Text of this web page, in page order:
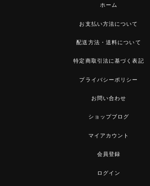
ホーム
お支払い方法について
配送方法・送料について
特定商取引法に基づく表記
プライバシーポリシー
お問い合わせ
ショップブログ
マイアカウント
会員登録
ログイン